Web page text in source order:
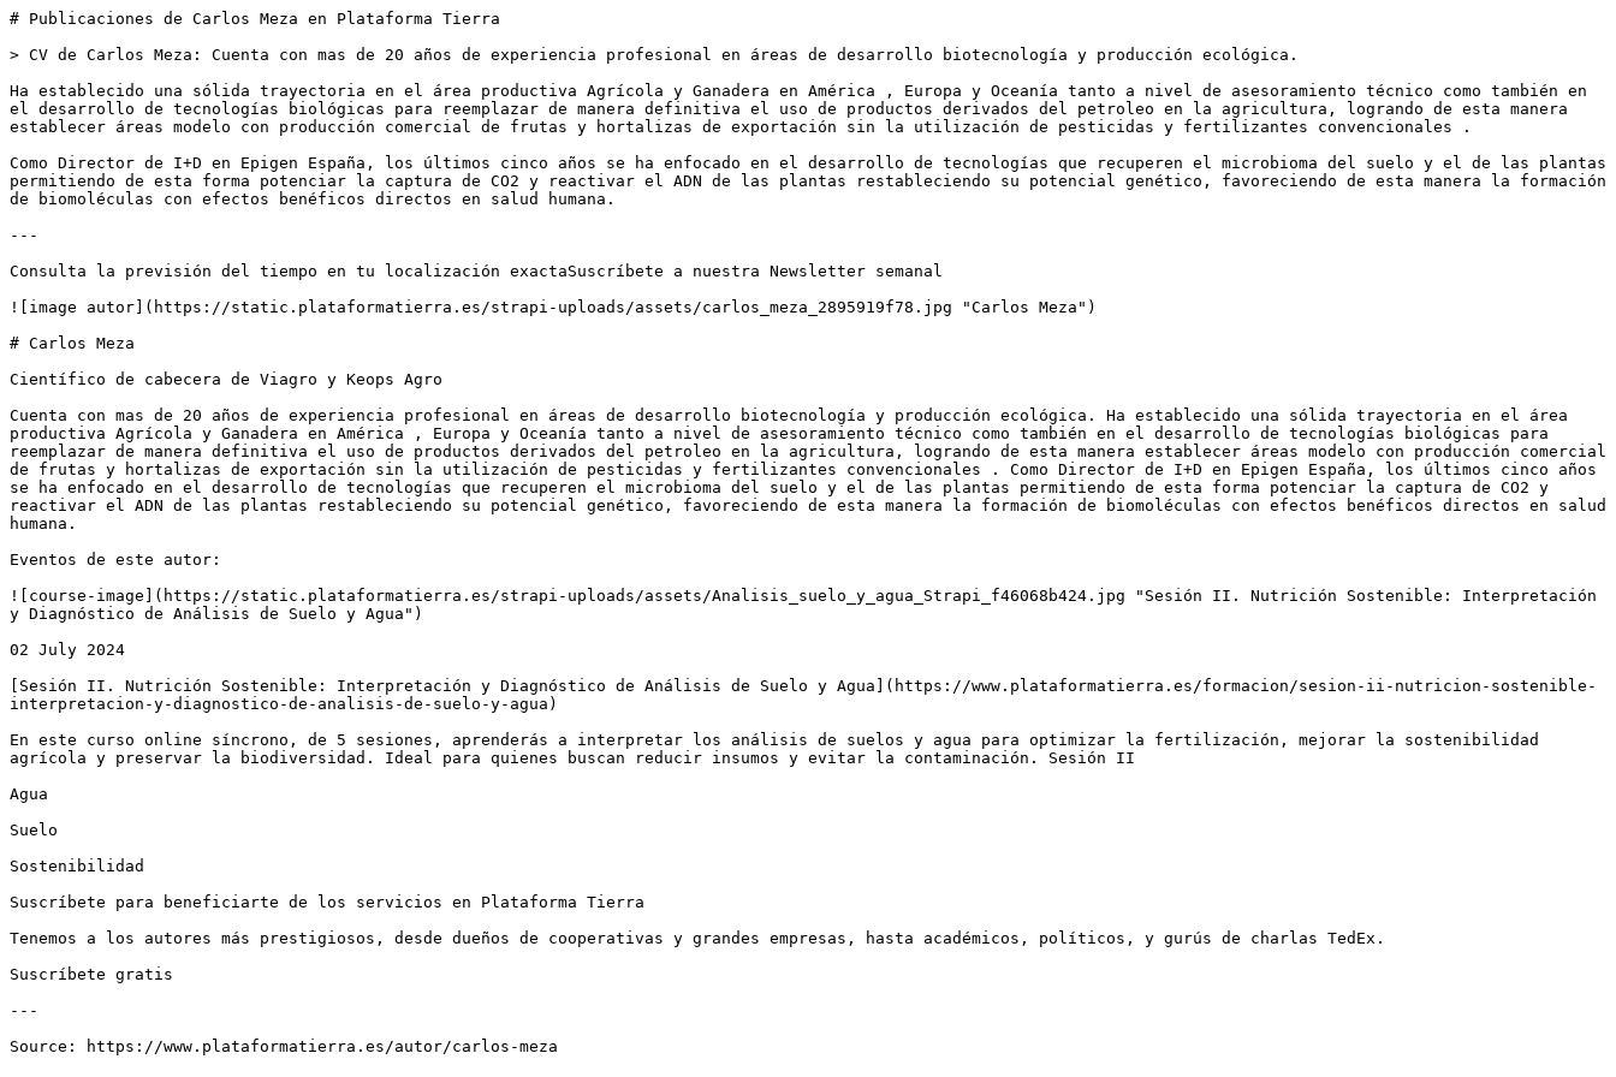
# Publicaciones de Carlos Meza en Plataforma Tierra
> CV de Carlos Meza: Cuenta con mas de 20 años de experiencia profesional en áreas de desarrollo biotecnología y producción ecológica.
Ha establecido una sólida trayectoria en el área productiva Agrícola y Ganadera en América , Europa y Oceanía tanto a nivel de asesoramiento técnico como también en
el desarrollo de tecnologías biológicas para reemplazar de manera definitiva el uso de productos derivados del petroleo en la agricultura, logrando de esta manera
establecer áreas modelo con producción comercial de frutas y hortalizas de exportación sin la utilización de pesticidas y fertilizantes convencionales .
Como Director de I+D en Epigen España, los últimos cinco años se ha enfocado en el desarrollo de tecnologías que recuperen el microbioma del suelo y el de las plantas
permitiendo de esta forma potenciar la captura de CO2 y reactivar el ADN de las plantas restableciendo su potencial genético, favoreciendo de esta manera la formación
de biomoléculas con efectos benéficos directos en salud humana.
---
Consulta la previsión del tiempo en tu localización exactaSuscríbete a nuestra Newsletter semanal
![image autor](https://static.plataformatierra.es/strapi-uploads/assets/carlos_meza_2895919f78.jpg "Carlos Meza")
# Carlos Meza
Científico de cabecera de Viagro y Keops Agro
Cuenta con mas de 20 años de experiencia profesional en áreas de desarrollo biotecnología y producción ecológica. Ha establecido una sólida trayectoria en el área
productiva Agrícola y Ganadera en América , Europa y Oceanía tanto a nivel de asesoramiento técnico como también en el desarrollo de tecnologías biológicas para
reemplazar de manera definitiva el uso de productos derivados del petroleo en la agricultura, logrando de esta manera establecer áreas modelo con producción comercial
de frutas y hortalizas de exportación sin la utilización de pesticidas y fertilizantes convencionales . Como Director de I+D en Epigen España, los últimos cinco años
se ha enfocado en el desarrollo de tecnologías que recuperen el microbioma del suelo y el de las plantas permitiendo de esta forma potenciar la captura de CO2 y
reactivar el ADN de las plantas restableciendo su potencial genético, favoreciendo de esta manera la formación de biomoléculas con efectos benéficos directos en salud
humana.
Eventos de este autor:
![course-image](https://static.plataformatierra.es/strapi-uploads/assets/Analisis_suelo_y_agua_Strapi_f46068b424.jpg "Sesión II. Nutrición Sostenible: Interpretación
y Diagnóstico de Análisis de Suelo y Agua")
02 July 2024
[Sesión II. Nutrición Sostenible: Interpretación y Diagnóstico de Análisis de Suelo y Agua](https://www.plataformatierra.es/formacion/sesion-ii-nutricion-sostenible-
interpretacion-y-diagnostico-de-analisis-de-suelo-y-agua)
En este curso online síncrono, de 5 sesiones, aprenderás a interpretar los análisis de suelos y agua para optimizar la fertilización, mejorar la sostenibilidad
agrícola y preservar la biodiversidad. Ideal para quienes buscan reducir insumos y evitar la contaminación. Sesión II
Agua
Suelo
Sostenibilidad
Suscríbete para beneficiarte de los servicios en Plataforma Tierra
Tenemos a los autores más prestigiosos, desde dueños de cooperativas y grandes empresas, hasta académicos, políticos, y gurús de charlas TedEx.
Suscríbete gratis
---